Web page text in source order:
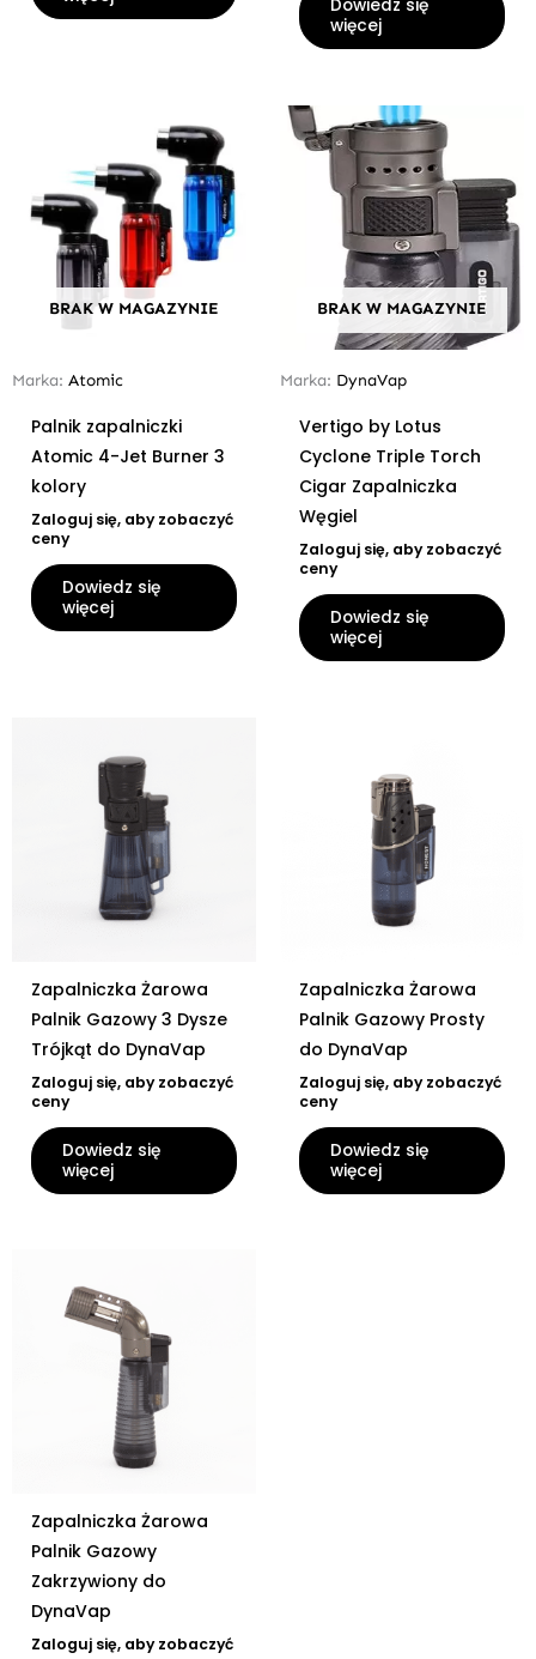
Dowiedz się
więcej
BRAK W MAGAZYNIE
Marka: Atomic
Palnik zapalniczki
Atomic 4-Jet Burner 3
kolory
Zaloguj się, aby zobaczyć
ceny
Dowiedz się
więcej
BRAK W MAGAZYNIE
Marka: DynaVap
Vertigo by Lotus
Cyclone Triple Torch
Cigar Zapalniczka
Węgiel
Zaloguj się, aby zobaczyć
ceny
Dowiedz się
więcej
Zapalniczka Żarowa
Palnik Gazowy 3 Dysze
Trójkąt do DynaVap
Zaloguj się, aby zobaczyć
ceny
Dowiedz się
więcej
Zapalniczka Żarowa
Palnik Gazowy Prosty
do DynaVap
Zaloguj się, aby zobaczyć
ceny
Dowiedz się
więcej
Zapalniczka Żarowa
Palnik Gazowy
Zakrzywiony do
DynaVap
Zaloguj się, aby zobaczyć